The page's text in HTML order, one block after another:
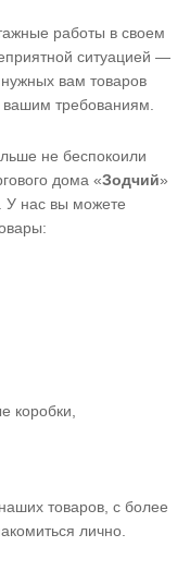
работы в своем
ситуацией —
вам товаров
вашим требованиям.
не беспокоили
дома «Зодчий»
У нас вы можете
коробки,
товаров, с более
лично.